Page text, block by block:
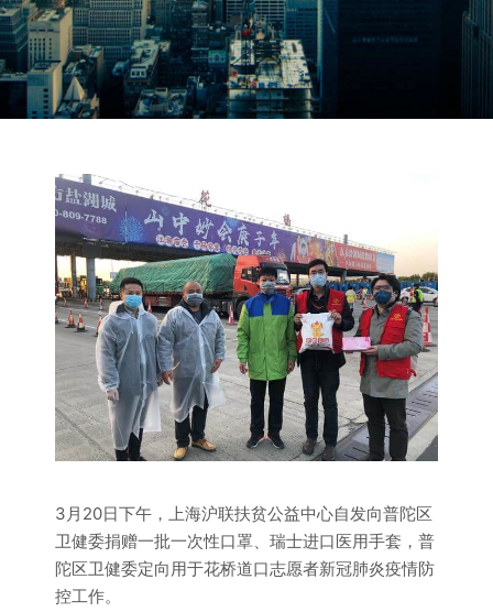
3月20日下午，上海沪联扶贫公益中心自发向普陀区
卫健委捐赠一批一次性口罩、瑞士进口医用手套，普
陀区卫健委定向用于花桥道口志愿者新冠肺炎疫情防
控工作。